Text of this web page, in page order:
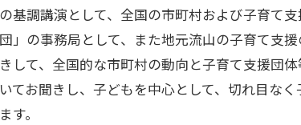
基調講演として、全国の市町村および子育て
」の事務局として、また地元流山の子育て支
して、全国的な市町村の動向と子育て支援団
てお聞きし、子どもを中心として、切れ目な
す。